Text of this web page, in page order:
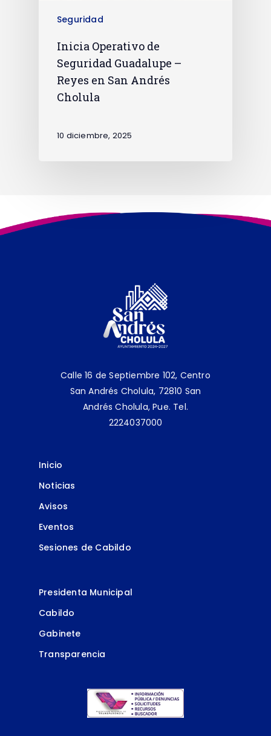
Seguridad
Inicia Operativo de
Seguridad Guadalupe –
Reyes en San Andrés
Cholula
10 diciembre, 2025
Calle 16 de Septiembre 102, Centro
San Andrés Cholula, 72810 San
Andrés Cholula, Pue. Tel.
2224037000
Inicio
Noticias
Avisos
Eventos
Sesiones de Cabildo
Presidenta Municipal
Cabildo
Gabinete
Transparencia